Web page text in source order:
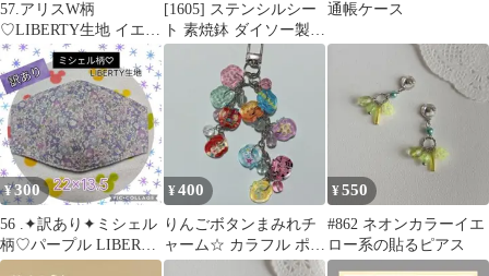
57.アリスW柄
♡LIBERTY生地 イエロ
ー系
[1605] ステンシルシー
ト 素焼鉢 ダイソー製
2.5号鉢 10枚セット
通帳ケース
¥300
56 .✦訳あり✦ミシェル
柄♡パープル LIBERTY
生地
¥400
りんごボタンまみれチ
ャーム☆ カラフル ポッ
プ キーホルダー ハンド
¥550
#862 ネオンカラーイエ
ロー系の貼るピアス